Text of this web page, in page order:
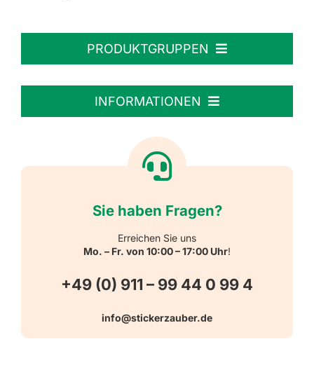
PRODUKTGRUPPEN
Personalisierte Aufkleber
Reflektierende Aufkleber
Warn-, Gebots-, Verbots- und
Hinweisaufkleber
INFORMATIONEN
Versandarten
Sie haben Fragen?
Erreichen Sie uns
Mo. – Fr. von 10:00 – 17:00 Uhr!
+49 (0) 911 – 99 44 0 99 4
info@stickerzauber.de